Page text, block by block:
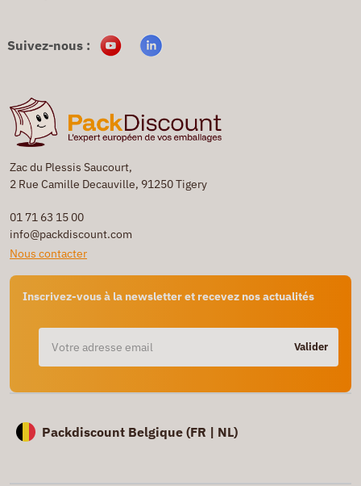
Zac du Plessis Saucourt,
2 Rue Camille Decauville, 91250 Tigery
01 71 63 15 00
info@packdiscount.com
Nous contacter
Inscrivez-vous à la newsletter et recevez nos actualités
Valider
Suivez-nous :
Packdiscount Belgique (FR | NL)